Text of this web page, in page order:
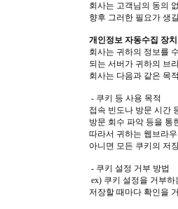
회사는 고객님의 동의
향후 그러한 필요가 생
개인정보 자동수집 장
회사는 귀하의 정보를
되는 서버가 귀하의 브
회사는 다음과 같은 목
- 쿠키 등 사용 목적
접속 빈도나 방문 시간
방문 회수 파악 등을 통
따라서 귀하는 웹브라
아니면 모든 쿠키의 저
- 쿠키 설정 거부 방법
ex) 쿠키 설정을 거부
저장할 때마다 확인을